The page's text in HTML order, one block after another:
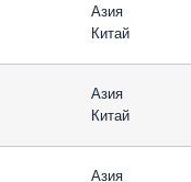
Азия
Китай
Азия
Китай
Азия